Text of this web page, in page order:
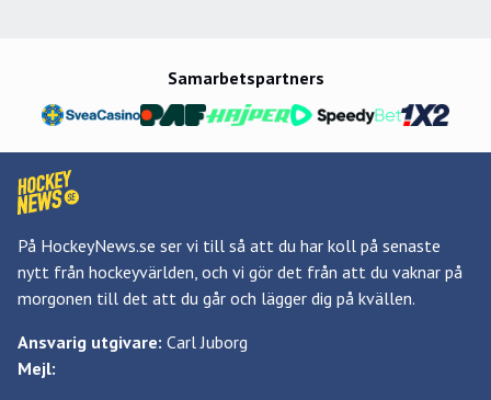
Samarbetspartners
På HockeyNews.se ser vi till så att du har koll på senaste
nytt från hockeyvärlden, och vi gör det från att du vaknar på
morgonen till det att du går och lägger dig på kvällen.
Ansvarig utgivare: Carl Juborg
Mejl: